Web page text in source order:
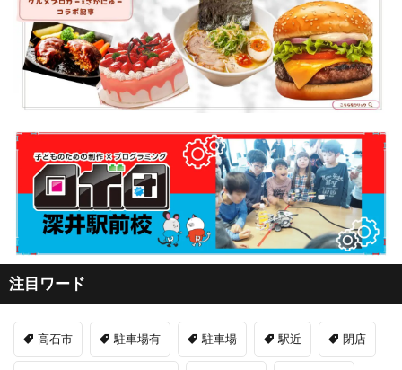
注目ワード
高石市 駐車場有 駐車場 駅近 閉店